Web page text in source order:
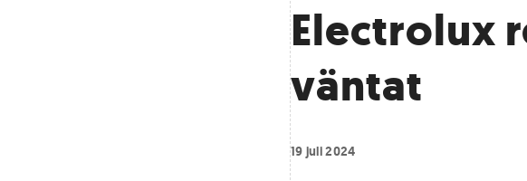
Electrolux
väntat
19 juli 2024